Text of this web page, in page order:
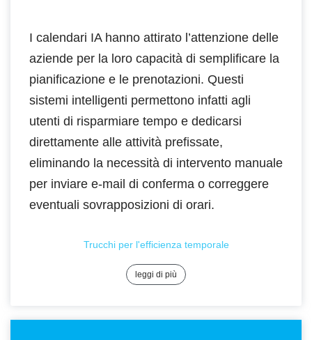
I calendari IA hanno attirato l’attenzione delle
aziende per la loro capacità di semplificare la
pianificazione e le prenotazioni. Questi
sistemi intelligenti permettono infatti agli
utenti di risparmiare tempo e dedicarsi
direttamente alle attività prefissate,
eliminando la necessità di intervento manuale
per inviare e-mail di conferma o correggere
eventuali sovrapposizioni di orari.
leggi di più
Trucchi per l'efficienza temporale